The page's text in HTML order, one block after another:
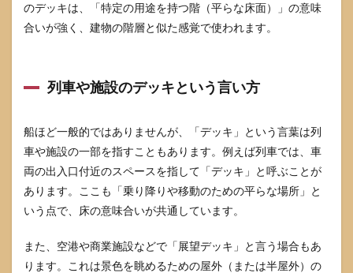
のデッキは、「特定の用途を持つ階（平らな床面）」の意味
合いが強く、建物の階層と似た感覚で使われます。
列車や施設のデッキという言い方
船ほど一般的ではありませんが、「デッキ」という言葉は列
車や施設の一部を指すこともあります。例えば列車では、車
両の出入口付近のスペースを指して「デッキ」と呼ぶことが
あります。ここも「乗り降りや移動のための平らな場所」と
いう点で、床の意味合いが共通しています。
また、空港や商業施設などで「展望デッキ」と言う場合もあ
ります。これは景色を眺めるための屋外（または半屋外）の